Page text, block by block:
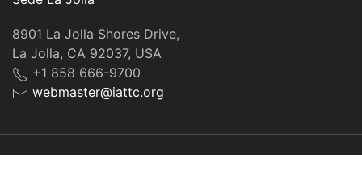
8901 La Jolla Shores Drive,
La Jolla, CA 92037, USA
+1 858 666-9700
webmaster@iattc.org
© IATTC, 2022-2026